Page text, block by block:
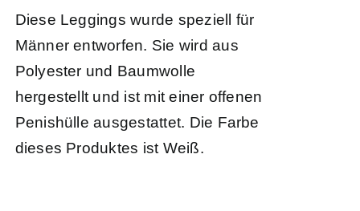
Diese Leggings wurde speziell für
Männer entworfen. Sie wird aus
Polyester und Baumwolle
hergestellt und ist mit einer offenen
Penishülle ausgestattet. Die Farbe
dieses Produktes ist Weiß.